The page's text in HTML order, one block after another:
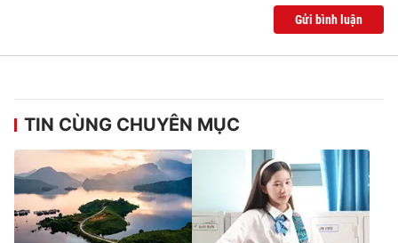
Gửi bình luận
TIN CÙNG CHUYÊN MỤC